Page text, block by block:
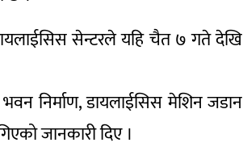
सेन्टरले यहि चैत ७ गते देखि
निर्माण, डायलाईसिस मेशिन जडान
जानकारी दिए ।